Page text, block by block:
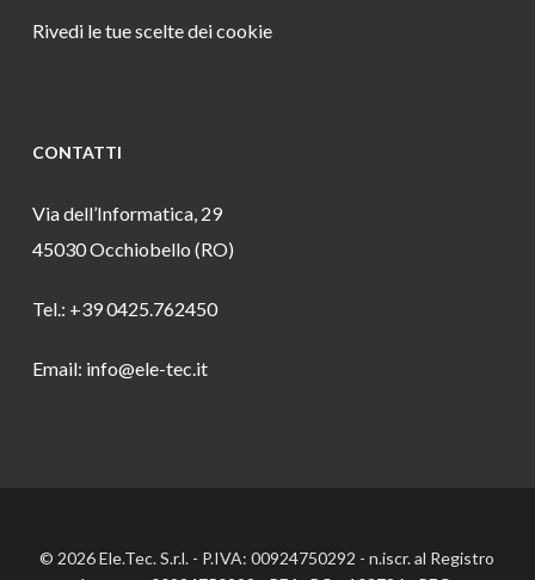
Rivedi le tue scelte dei cookie
CONTATTI
Via dell’Informatica, 29
45030 Occhiobello (RO)
Tel.: +39 0425.762450
Email: info@ele-tec.it
© 2026 Ele.Tec. S.r.l. - P.IVA: 00924750292 - n.iscr. al Registro